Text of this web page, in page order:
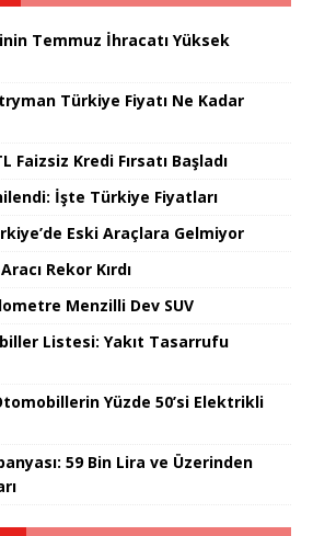
Temmuz İhracatı Yüksek
Türkiye Fiyatı Ne Kadar
Faizsiz Kredi Fırsatı Başladı
İşte Türkiye Fiyatları
Eski Araçlara Gelmiyor
Rekor Kırdı
Menzilli Dev SUV
Listesi: Yakıt Tasarrufu
Yüzde 50’si Elektrikli
59 Bin Lira ve Üzerinden